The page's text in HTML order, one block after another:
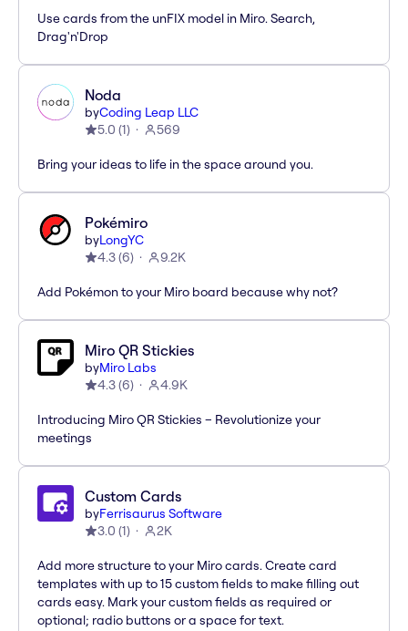
Use cards from the unFIX model in Miro. Search,
Drag'n'Drop
Noda
byCoding Leap LLC
5.0 (1) 569
Bring your ideas to life in the space around you.
Pokémiro
byLongYC
4.3(6) 9.2K
Add Pokémon to your Miro board because why not?
Miro QR Stickies
byMiro Labs
4.3(6) 4.9K
Introducing Miro QR Stickies – Revolutionize your
meetings
Custom Cards
byFerrisaurus Software
3.0 (1) 2K
Add more structure to your Miro cards. Create card
templates with up to 15 custom fields to make filling out
cards easy. Mark your custom fields as required or
optional; radio buttons or a space for text.